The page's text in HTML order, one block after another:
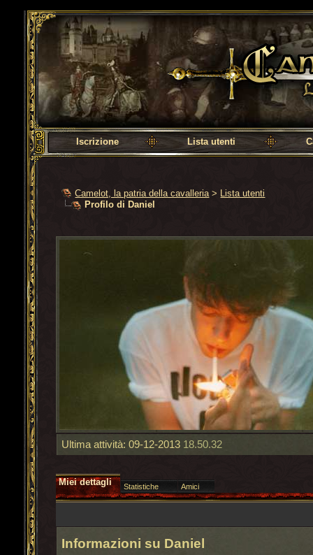
Camelot, la patria della cavalleria
Iscrizione Lista utenti
Camelot, la patria della cavalleria > Lista utenti
Profilo di Daniel
Ultima attività: 09-12-2013 18.50.32
Miei dettagli Statistiche Amici
Informazioni su Daniel